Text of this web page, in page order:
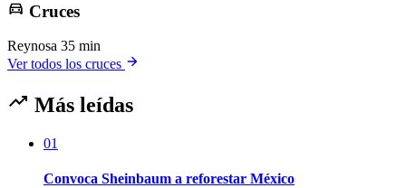
Cruces
Reynosa 35 min
Ver todos los cruces
Más leídas
01
Convoca Sheinbaum a reforestar México